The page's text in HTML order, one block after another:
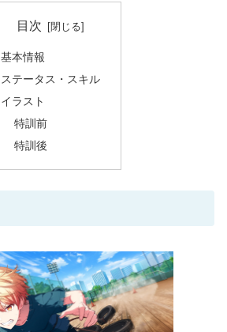
目次
基本情報
ステータス・スキル
イラスト
特訓前
特訓後